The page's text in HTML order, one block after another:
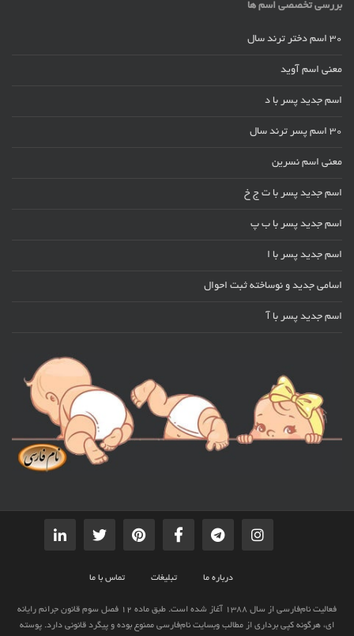
بررسی تخصصی اسم ها
30 اسم دختر ترند سال
معنی اسم آوید
اسم جدید پسر با د
30 اسم پسر ترند سال
معنی اسم نسرین
اسم جدید پسر با ت ج خ
اسم جدید پسر با ب پ
اسم جدید پسر با ا
اسامی جدید و نوساخته ثبت احوال
اسم جدید پسر با آ
درباره ما تبلیغات تماس با ما
فعالیت نام‌فارسی از سال 1388 آغاز شده است. طبق ماده 12 فصل سوم قانون جرائم رایانه
ای، هرگونه کپی برداری از مطالب وبسایت نام‌فارسی ممنوع بوده و پیگرد قانونی دارد. پوسته